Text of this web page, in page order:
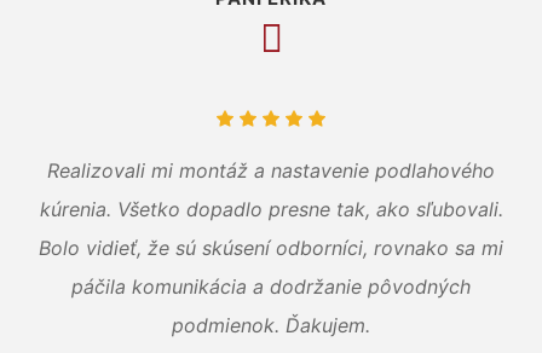
Realizovali mi montáž a nastavenie podlahového
kúrenia. Všetko dopadlo presne tak, ako sľubovali.
Bolo vidieť, že sú skúsení odborníci, rovnako sa mi
páčila komunikácia a dodržanie pôvodných
podmienok. Ďakujem.